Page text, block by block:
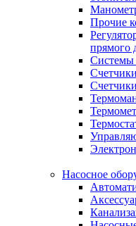
Прочие
прямого
Системы
Насосное